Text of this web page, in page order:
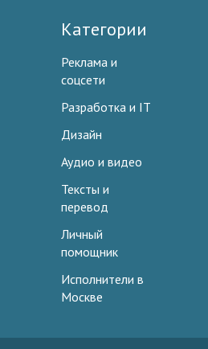
Категории
Реклама и
соцсети
Разработка и IT
Дизайн
Аудио и видео
Тексты и
перевод
Личный
помощник
Исполнители в
Москве